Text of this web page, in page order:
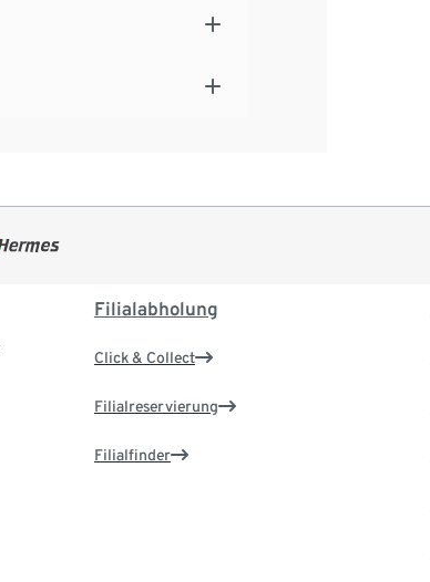
Filialabholung
Click & Collect
Filialreservierung
Filialfinder